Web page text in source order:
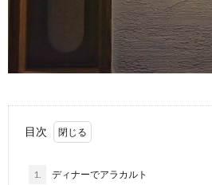
目次
1. ディナーでアラカルト